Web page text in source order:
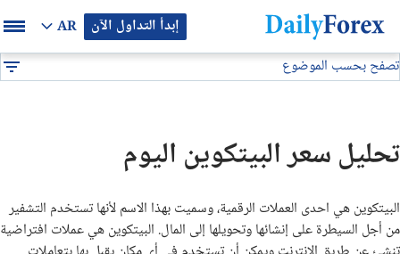
إبدأ التداول الآن AR
بيان إعلاني
تصفح بحسب الموضوع
التوقعات والتحليلات الشهرية
توصيات يومية لتداول البيتكوين (BTC/USD)
تحليل سعر البيتكوين اليوم
البيتكوين هي احدى العملات الرقمية، وسميت بهذا الاسم لأنها تستخدم التشفير
من أجل السيطرة على إنشائها وتحويلها إلى المال. البيتكوين هي عملات افتراضية